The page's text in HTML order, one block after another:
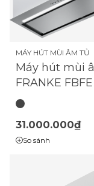
MÁY HÚT MÙI ÂM TỦ
Máy hút mùi
FRANKE FBFE
A70
31.000.000₫
So sánh